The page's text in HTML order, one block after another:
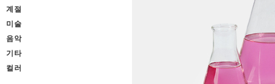
계절
미술
음악
기타
컬러